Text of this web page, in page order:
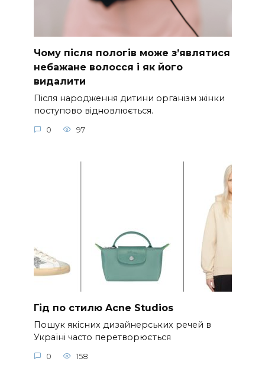
Чому після пологів може з’являтися
небажане волосся і як його
видалити
Після народження дитини організм жінки
поступово відновлюється.
0 97
Гід по стилю Acne Studios
Пошук якісних дизайнерських речей в
Україні часто перетворюється
0 158